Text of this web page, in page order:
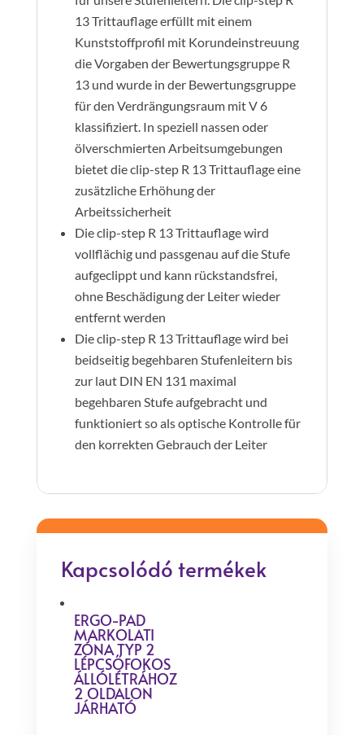
13 Trittauflage erfüllt mit einem
Kunststoffprofil mit Korundeinstreuung
die Vorgaben der Bewertungsgruppe R
13 und wurde in der Bewertungsgruppe
für den Verdrängungsraum mit V 6
klassifiziert. In speziell nassen oder
ölverschmierten Arbeitsumgebungen
bietet die clip-step R 13 Trittauflage eine
zusätzliche Erhöhung der
Arbeitssicherheit
Die clip-step R 13 Trittauflage wird
vollflächig und passgenau auf die Stufe
aufgeclippt und kann rückstandsfrei,
ohne Beschädigung der Leiter wieder
entfernt werden
Die clip-step R 13 Trittauflage wird bei
beidseitig begehbaren Stufenleitern bis
zur laut DIN EN 131 maximal
begehbaren Stufe aufgebracht und
funktioniert so als optische Kontrolle für
den korrekten Gebrauch der Leiter
Kapcsolódó termékek
ERGO-PAD
MARKOLATI
ZÓNA TYP 2
LÉPCSŐFOKOS
ÁLLÓLÉTRÁHOZ
2 OLDALON
JÁRHATÓ